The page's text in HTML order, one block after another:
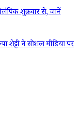
शुक्रवार से, जानें
शेट्टी ने सोशल मीडिया पर